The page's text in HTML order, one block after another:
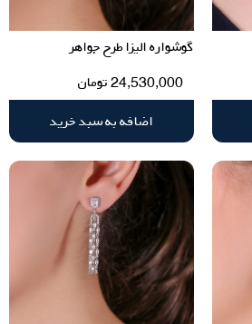
گوشواره الیزا طرح جواهر
24,530,000تومان
اضافه به سبد خرید